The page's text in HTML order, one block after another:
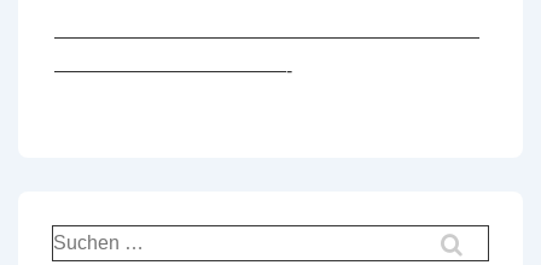
——————————————————————
————————————-
Suchen